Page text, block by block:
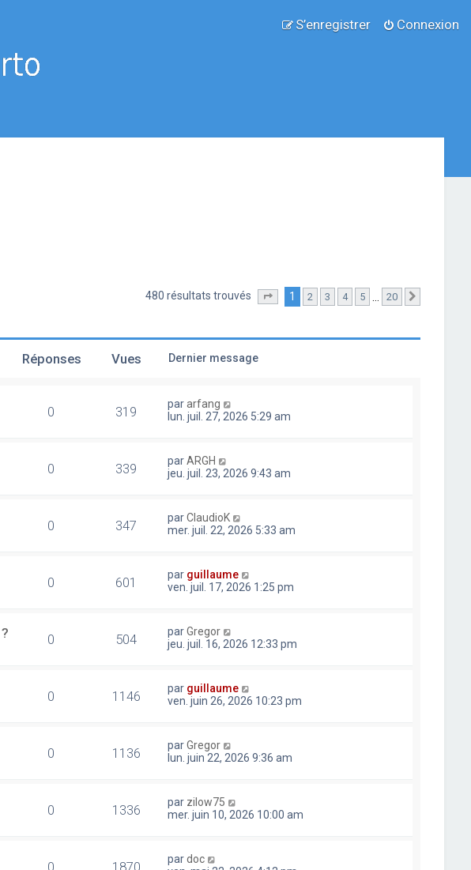
Connexion
S’enregistrer
480 résultats trouvés Page sur 20
1 2 3 4 5 20
Réponses Vues Dernier message
0 319 pararfang
lun. juil. 27, 2026 5:29 am
0 339 parARGH
jeu. juil. 23, 2026 9:43 am
0 347 parClaudioK
mer. juil. 22, 2026 5:33 am
0 601 par guillaume
ven. juil. 17, 2026 1:25 pm
0 504 parGregor
jeu. juil. 16, 2026 12:33 pm
0 1146 par guillaume
ven. juin 26, 2026 10:23 pm
0 1136 parGregor
lun. juin 22, 2026 9:36 am
0 1336 par zilow75
mer. juin 10, 2026 10:00 am
0 1870 pardoc